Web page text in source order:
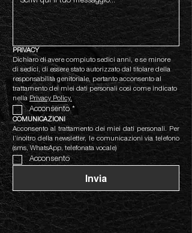
PRIVACY
Dichiaro di avere compiuto sedici anni, e se minore
di sedici, di essere stato autorizzato dal titolare della
responsabilità genitoriale, pertanto acconsento al
trattamento dei miei dati personali così come indicato
nella Privacy Policy.
Acconsento *
COMUNICAZIONI
Acconsento al trattamento dei miei dati personali. Per
l’inoltro della newsletter, le comunicazioni via telefono
(sms, WhatsApp, telefonata vocale)
Acconsento
Invia